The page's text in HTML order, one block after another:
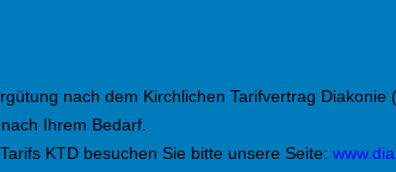
nach dem Kirchlichen Tarifvertrag
Ihrem Bedarf.
KTD besuchen Sie bitte unsere Seite: